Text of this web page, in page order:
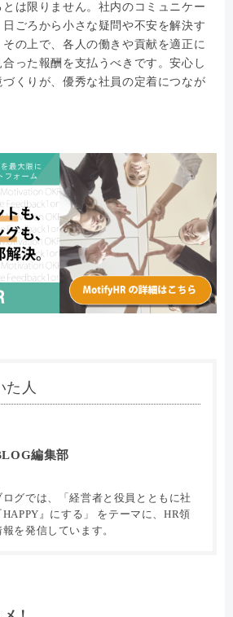
は限りません。社内のコミュニケー
ごろから小さな疑問や不安を解決す
の上で、各人の働きや貢献を適正に
った報酬を支払うべきです。安心し
くりが、優秀な社員の定着につなが
た人
編集部
ログでは、「経営者と役員とともに社
HAPPY』にする」 をテーマに、HR領
を発信しています。